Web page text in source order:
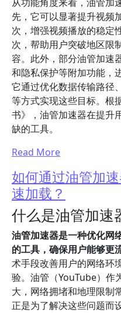
先，它可以显著提升视频
次，增强视频播放的稳定
次，帮助用户突破地区限
容。此外，部分油管加速
和隐私保护等附加功能，
它通过优化数据传输路径
等方式实现这些目标。根
书》，油管加速器在提升
缺的工具。
Read More
如何通过油管加
速加载？
什么是油管加速
油管加速器是一种优化网
的工具，确保用户能够更
术手段改善用户的网络环
验。油管（YouTube）作
大，网络拥堵和地理限制
正是为了解决这些问题而